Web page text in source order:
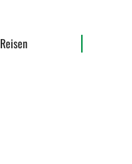
Reisen